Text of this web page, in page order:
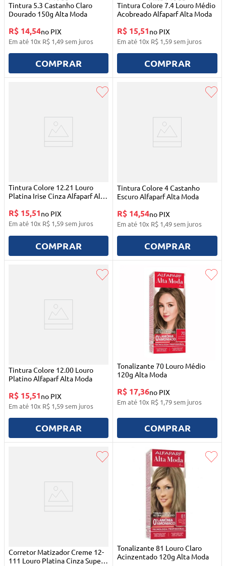
Tintura 5.3 Castanho Claro
Dourado 150g Alta Moda
R$ 14,54no PIX
Em até 10x R$ 1,49sem juros
COMPRAR
Tintura Colore 7.4 Louro Médio
Acobreado Alfaparf Alta Moda
R$ 15,51no PIX
Em até 10x R$ 1,59sem juros
COMPRAR
Tintura Colore 12.21 Louro
Platina Irise Cinza Alfaparf Alta
R$ 15,51no PIX
Em até 10x R$ 1,59sem juros
COMPRAR
Tintura Colore 4 Castanho
Escuro Alfaparf Alta Moda
R$ 14,54no PIX
Em até 10x R$ 1,49sem juros
COMPRAR
Tintura Colore 12.00 Louro
Platino Alfaparf Alta Moda
R$ 15,51no PIX
Em até 10x R$ 1,59sem juros
COMPRAR
Tonalizante 70 Louro Médio
120g Alta Moda
R$ 17,36no PIX
Em até 10x R$ 1,79sem juros
COMPRAR
Corretor Matizador Creme 12-
111 Louro Platina Cinza Super
Tonalizante 81 Louro Claro
Acinzentado 120g Alta Moda